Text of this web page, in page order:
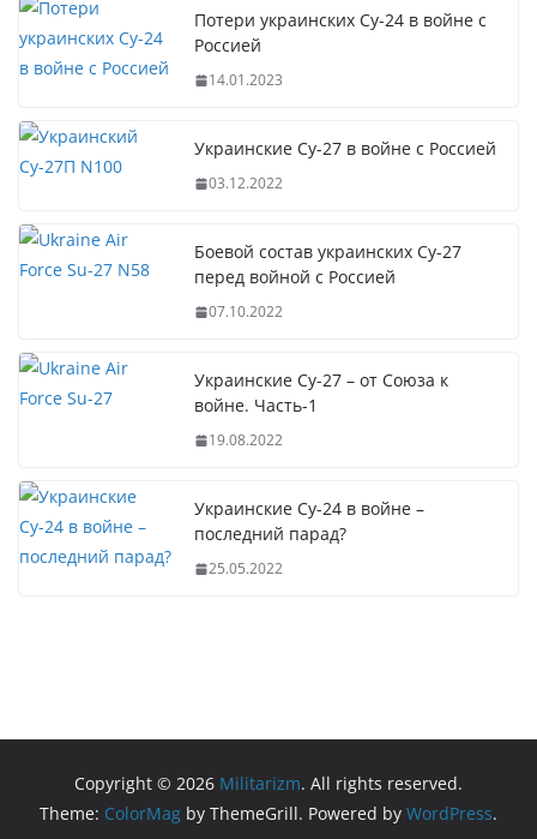
Потери украинских Су-24 в войне с
Россией
14.01.2023
Украинские Су-27 в войне с Россией
03.12.2022
Боевой состав украинских Су-27
перед войной с Россией
07.10.2022
Украинские Су-27 – от Союза к
войне. Часть-1
19.08.2022
Украинские Су-24 в войне –
последний парад?
25.05.2022
Copyright © 2026 Militarizm. All rights reserved.
Theme: ColorMag by ThemeGrill. Powered by WordPress.